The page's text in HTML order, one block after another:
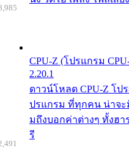
CPU-Z (โปรแกรม
2.20.1
ดาวน์โหลด CPU-Z โป
ปรแกรม ที่ทุกคน น่าจะ
มถึงบอกค่าต่างๆ ทั้งฮา
รี